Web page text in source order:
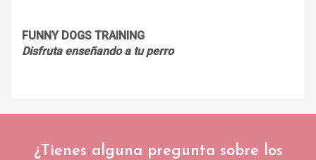
FUNNY DOGS TRAINING
Disfruta enseñando a tu perro
¿Tienes alguna pregunta sobre los